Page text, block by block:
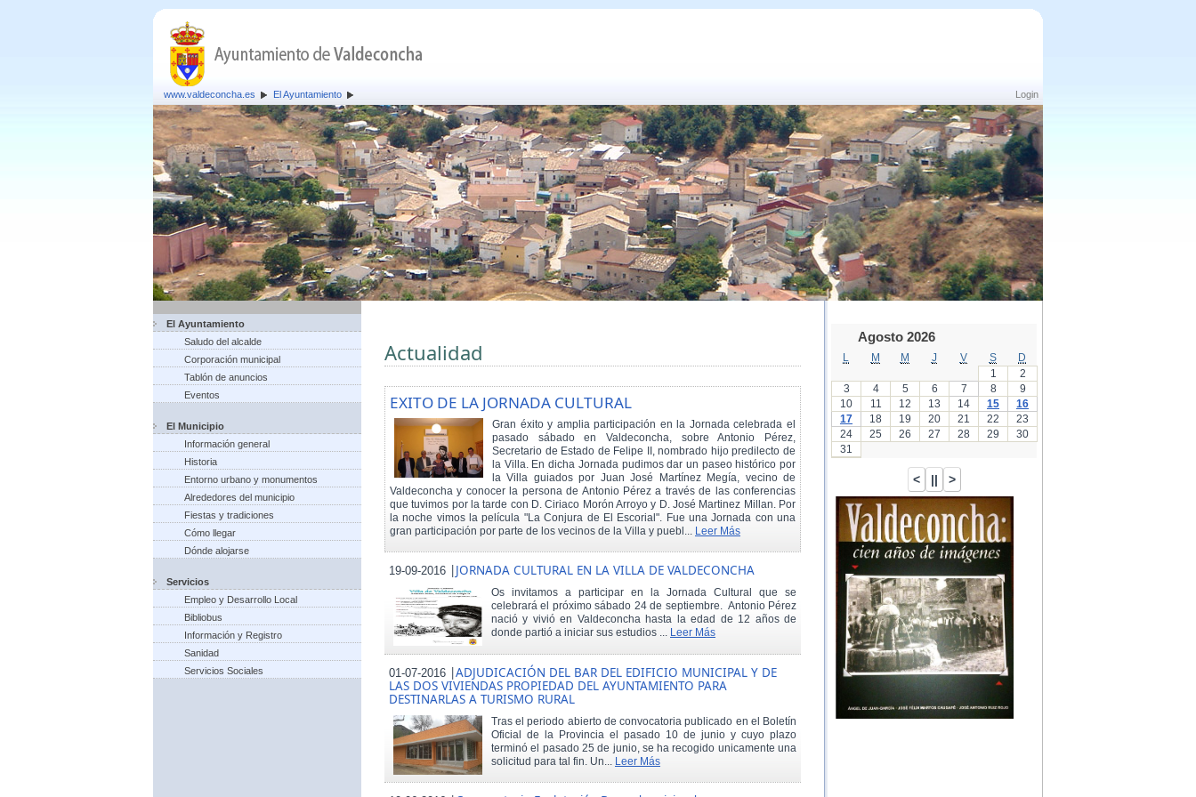
Login
www.valdeconcha.es El Ayuntamiento
El Ayuntamiento
Saludo del alcalde
Corporación municipal
Tablón de anuncios
Eventos
El Municipio
Información general
Historia
Entorno urbano y monumentos
Alrededores del municipio
Fiestas y tradiciones
Cómo llegar
Dónde alojarse
Servicios
Empleo y Desarrollo Local
Bibliobus
Información y Registro
Sanidad
Servicios Sociales
Actualidad
EXITO DE LA JORNADA CULTURAL
Gran éxito y amplia participación en la Jornada celebrada el
pasado sábado en Valdeconcha, sobre Antonio Pérez,
Secretario de Estado de Felipe II, nombrado hijo predilecto de
la Villa. En dicha Jornada pudimos dar un paseo histórico por
la Villa guiados por Juan José Martínez Megía, vecino de
Valdeconcha y conocer la persona de Antonio Pérez a través de las conferencias
que tuvimos por la tarde con D. Ciriaco Morón Arroyo y D. José Martinez Millan. Por
la noche vimos la película "La Conjura de El Escorial". Fue una Jornada con una
gran participación por parte de los vecinos de la Villa y puebl... Leer Más
19-09-2016 |JORNADA CULTURAL EN LA VILLA DE VALDECONCHA
Os invitamos a participar en la Jornada Cultural que se
celebrará el próximo sábado 24 de septiembre. Antonio Pérez
nació y vivió en Valdeconcha hasta la edad de 12 años de
donde partió a iniciar sus estudios ... Leer Más
01-07-2016 |ADJUDICACIÓN DEL BAR DEL EDIFICIO MUNICIPAL Y DE
LAS DOS VIVIENDAS PROPIEDAD DEL AYUNTAMIENTO PARA
DESTINARLAS A TURISMO RURAL
Tras el periodo abierto de convocatoria publicado en el Boletín
Oficial de la Provincia el pasado 10 de junio y cuyo plazo
terminó el pasado 25 de junio, se ha recogido unicamente una
solicitud para tal fin. Un... Leer Más
Agosto 2026
M M J V S
D
1
2
3
4 5 6 7 8
9
10
11 12 13 14 15
16
17
18 19 20 21 22
23
24
25 26 27 28 29
30
31